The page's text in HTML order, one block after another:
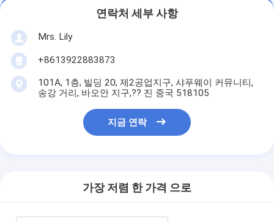
연락처 세부 사항
Mrs. Lily
+8613922883873
101A, 1층, 빌딩 20, 제2공업지구, 샤푸웨이 커뮤니티,
송강 거리, 바오안 지구,?? 진 중국 518105
지금 연락
가장 저렴 한 가격 으로